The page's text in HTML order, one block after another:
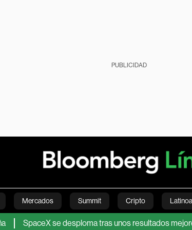
PUBLICIDAD
Mercados Summit Cripto
Green Economía Estilo de vida
se desploma tras unos resultados mejores de lo